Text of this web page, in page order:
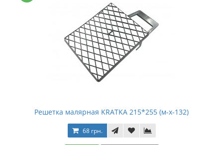
Решетка малярная KRATKA 215*255 (м-х-132)
68 грн.